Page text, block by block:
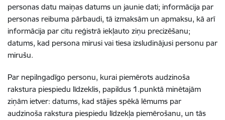
personas datu maiņas datums un jaunie dati; informācija par
personas reibuma pārbaudi, tā izmaksām un apmaksu, kā arī
informācija par citu reģistrā iekļauto ziņu precizēšanu;
datums, kad persona mirusi vai tiesa izsludinājusi personu par
mirušu.
Par nepilngadīgo personu, kurai piemērots audzinoša
rakstura piespiedu līdzeklis, papildus 1.punktā minētajām
ziņām ietver: datums, kad stājies spēkā lēmums par
audzinoša rakstura piespiedu līdzekļa piemērošanu, un tās